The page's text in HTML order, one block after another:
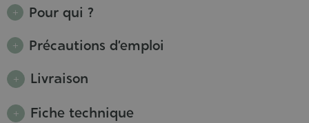
Pour qui ?
Précautions d’emploi
Livraison
Fiche technique